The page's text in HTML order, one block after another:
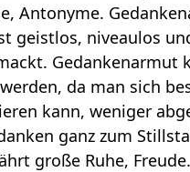
Antonyme.
geistlos, niveaulos
Gedankenarmut
da man sich
kann, weniger
ganz zum
große Ruhe,